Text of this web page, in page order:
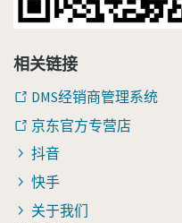
相关链接
DMS经销商管理系统
京东官方专营店
抖音
快手
关于我们